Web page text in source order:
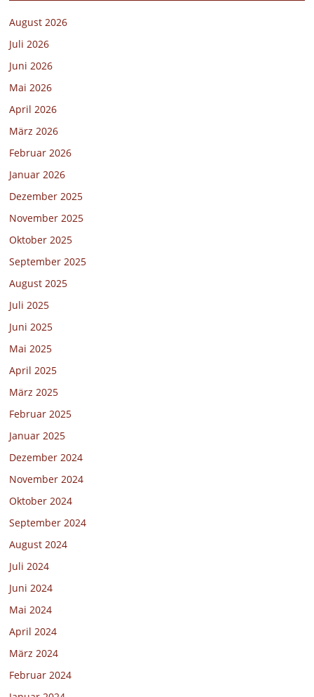
August 2026
Juli 2026
Juni 2026
Mai 2026
April 2026
März 2026
Februar 2026
Januar 2026
Dezember 2025
November 2025
Oktober 2025
September 2025
August 2025
Juli 2025
Juni 2025
Mai 2025
April 2025
März 2025
Februar 2025
Januar 2025
Dezember 2024
November 2024
Oktober 2024
September 2024
August 2024
Juli 2024
Juni 2024
Mai 2024
April 2024
März 2024
Februar 2024